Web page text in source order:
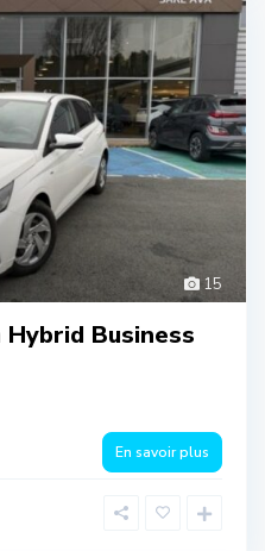
15
Hybrid Business
En savoir plus